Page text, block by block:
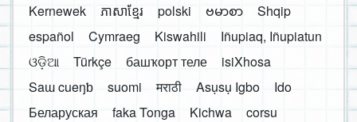
Kernewek
ភាសាខ្មែរ polski ဗမာစာ
Shqip
español
Cymraeg Kiswahili
Iñupiaq, Iñupiatun
ଓଡ଼ିଆ
Türkçe башҡорт теле
isiXhosa
Saɯ cueŋƅ
suomi मराठी Asụsụ Igbo
Ido
Беларуская
faka Tonga Kichwa
corsu